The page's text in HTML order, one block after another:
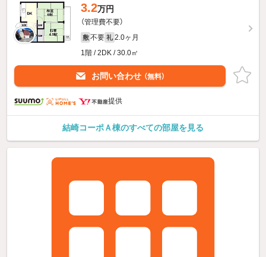
3.2万円
（管理費不要）
敷 不要 礼 2.0ヶ月
1階 / 2DK / 30.0㎡
お問い合わせ （無料）
提供
結崎コーポＡ棟のすべての部屋を見る